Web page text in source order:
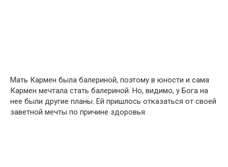
Мать Кармен была балериной, поэтому в юности и сама
Кармен мечтала стать балериной. Но, видимо, у Бога на
нее были другие планы. Ей пришлось отказаться от своей
заветной мечты по причине здоровья.